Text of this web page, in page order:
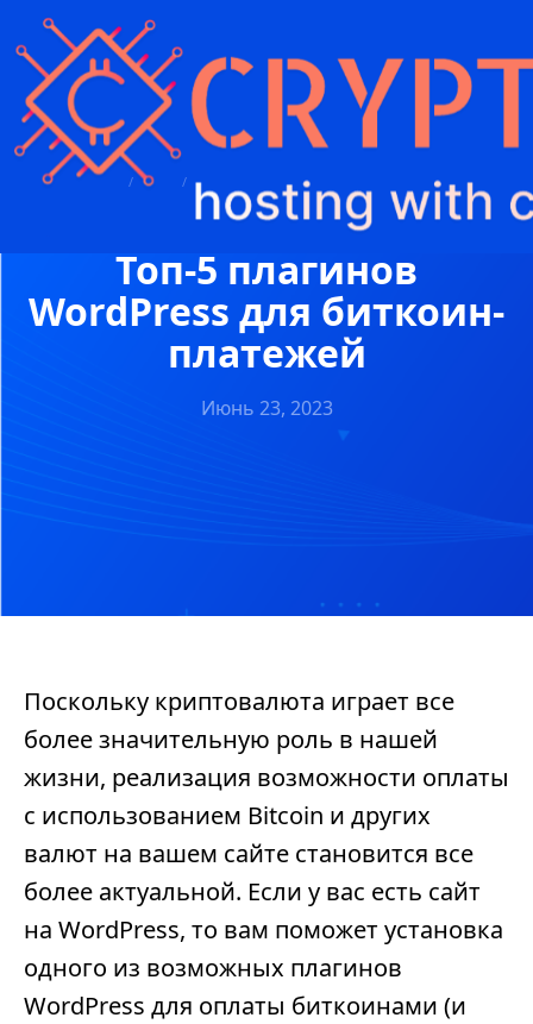
Crypto Hosting / Блог
/
Топ-5 плагинов WordPress для биткоин-платежей
Топ-5 плагинов
WordPress для биткоин-
платежей
Июнь 23, 2023
Поскольку криптовалюта играет все
более значительную роль в нашей
жизни, реализация возможности оплаты
с использованием Bitcoin и других
валют на вашем сайте становится все
более актуальной. Если у вас есть сайт
на WordPress, то вам поможет установка
одного из возможных плагинов
WordPress для оплаты биткоинами (и